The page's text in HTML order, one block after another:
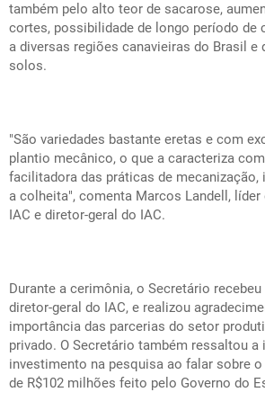
também pelo alto teor de sacarose,
cortes, possibilidade de longo período de
a diversas regiões canavieiras do Brasil
solos.
"São variedades bastante eretas e com
plantio mecânico, o que a caracteriza
facilitadora das práticas de
a colheita", comenta Marcos Landell, líder
IAC e diretor-geral do IAC.
Durante a cerimônia, o Secretário
diretor-geral do IAC, e realizou
importância das parcerias do setor
privado. O Secretário também ressaltou a
investimento na pesquisa ao falar sobre
de R$102 milhões feito pelo Governo do